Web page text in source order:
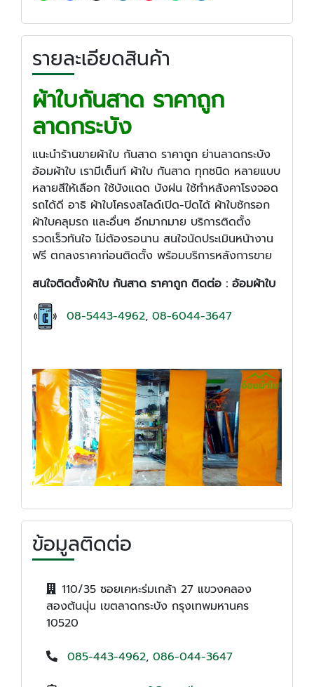
รายละเอียดสินค้า
ผ้าใบกันสาด ราคาถูก
ลาดกระบัง
แนะนำร้านขายผ้าใบ กันสาด ราคาถูก ย่านลาดกระบัง
อ้อมผ้าใบ เรามีเต็นท์ ผ้าใบ กันสาด ทุกชนิด หลายแบบ
หลายสีให้เลือก ใช้บังแดด บังฝน ใช้ทำหลังคาโรงจอด
รถได้ดี อาธิ ผ้าใบโครงสไลด์เปิด-ปิดได้ ผ้าใบชักรอก
ผ้าใบคลุมรถ และอื่นๆ อีกมากมาย บริการติดตั้ง
รวดเร็วทันใจ ไม่ต้องรอนาน สนใจนัดประเมินหน้างาน
ฟรี ตกลงราคาก่อนติดตั้ง พร้อมบริการหลังการขาย
สนใจติดตั้งผ้าใบ กันสาด ราคาถูก ติดต่อ : อ้อมผ้าใบ
08-5443-4962, 08-6044-3647
ข้อมูลติดต่อ
110/35 ซอยเคหะร่มเกล้า 27 แขวงคลอง
สองต้นนุ่น เขตลาดกระบัง กรุงเทพมหานคร
10520
085-443-4962, 086-044-3647